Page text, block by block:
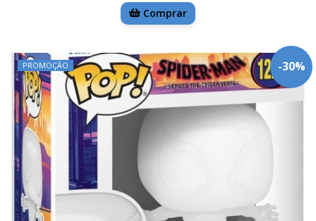
Comprar
-30%
PROMOÇÃO